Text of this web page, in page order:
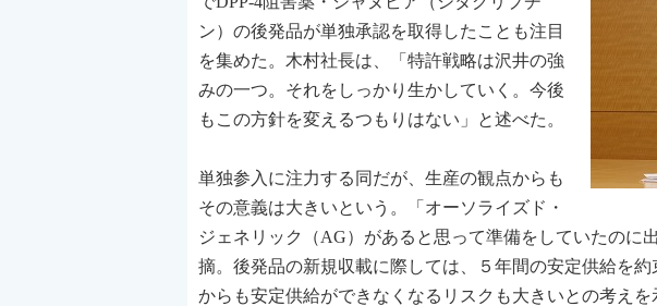
ン）の後発品が単独承認を取得したことも注目
を集めた。木村社長は、「特許戦略は沢井の強
みの一つ。それをしっかり生かしていく。今後
もこの方針を変えるつもりはない」と述べた。
単独参入に注力する同だが、生産の観点からも
その意義は大きいという。「オーソライズド・
ジェネリック（AG）があると思って準備をしていたのに
摘。後発品の新規収載に際しては、５年間の安定供給を
からも安定供給ができなくなるリスクも大きいとの考え